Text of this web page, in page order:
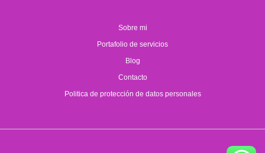
Sobre mi
Portafolio de servicios
Blog
Contacto
Politica de protección de datos personales